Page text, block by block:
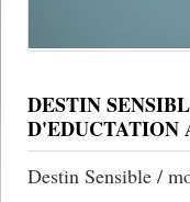
DESTIN
D'EDUCTATION
Destin Sensible /